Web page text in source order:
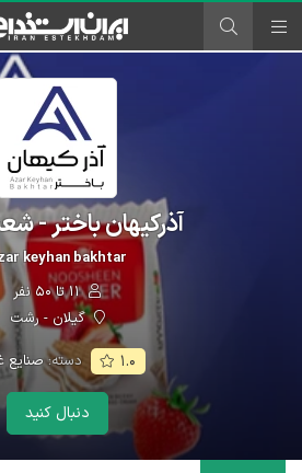
آذرکیهان باختر -
keyhan bakhtar
۱۱ تا ۵۰ نفر
گیلان - رشت
۱.۰ دسته:صنایع
دنبال کنید